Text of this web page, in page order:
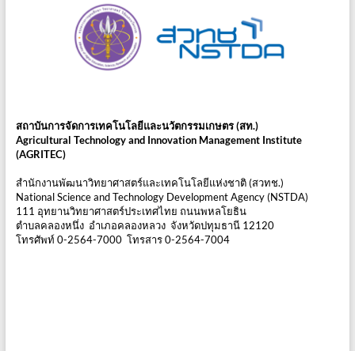
สถาบันการจัดการเทคโนโลยีและนวัตกรรมเกษตร (สท.)
Agricultural Technology and Innovation Management Institute
(AGRITEC)
สำนักงานพัฒนาวิทยาศาสตร์และเทคโนโลยีแห่งชาติ (สวทช.)
National Science and Technology Development Agency (NSTDA)
111 อุทยานวิทยาศาสตร์ประเทศไทย ถนนพหลโยธิน
ตำบลคลองหนึ่ง อำเภอคลองหลวง จังหวัดปทุมธานี 12120
โทรศัพท์ 0-2564-7000 โทรสาร 0-2564-7004